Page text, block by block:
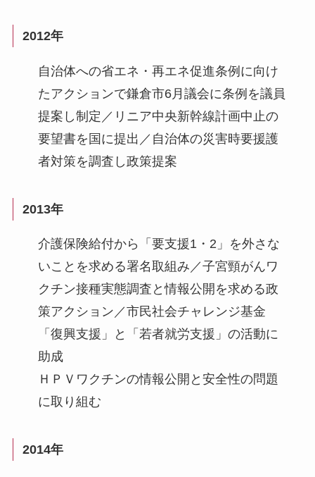
2012年
自治体への省エネ・再エネ促進条例に向け
たアクションで鎌倉市6月議会に条例を議員
提案し制定／リニア中央新幹線計画中止の
要望書を国に提出／自治体の災害時要援護
者対策を調査し政策提案
2013年
介護保険給付から「要支援1・2」を外さな
いことを求める署名取組み／子宮頸がんワ
クチン接種実態調査と情報公開を求める政
策アクション／市民社会チャレンジ基金
「復興支援」と「若者就労支援」の活動に
助成
ＨＰＶワクチンの情報公開と安全性の問題
に取り組む
2014年